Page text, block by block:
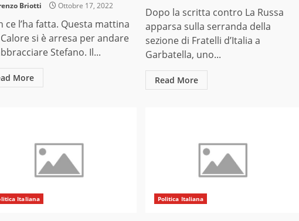
Briotti Ottobre 17, 2022
ce l’ha fatta. Questa mattina
si è arresa per andare
Stefano. Il...
More
Dopo la scritta contro La Russa
apparsa sulla serranda della
sezione di Fratelli d’Italia a
Garbatella, uno...
Read More
Italiana Politica Italiana